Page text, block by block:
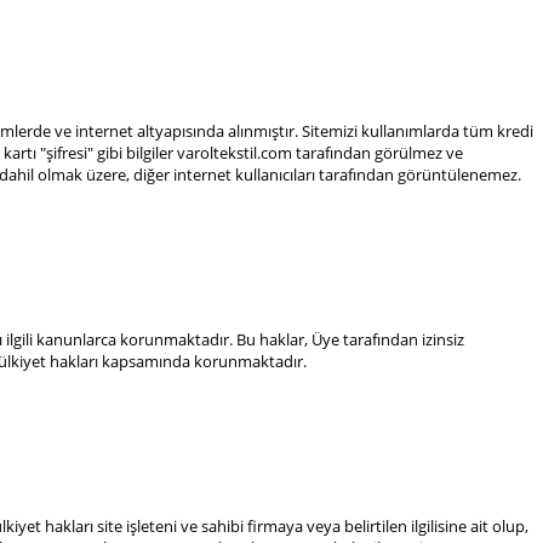
ve internet altyapısında alınmıştır. Sitemizi kullanımlarda tüm kredi
"şifresi" gibi bilgiler varoltekstil.com tarafından görülmez ve
olmak üzere, diğer internet kullanıcıları tarafından görüntülenemez.
kanunlarca korunmaktadır. Bu haklar, Üye tarafından izinsiz
hakları kapsamında korunmaktadır.
hakları site işleteni ve sahibi firmaya veya belirtilen ilgilisine ait olup,